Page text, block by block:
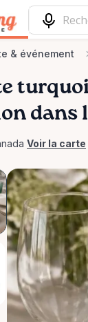
& événement
dans
Voir la carte